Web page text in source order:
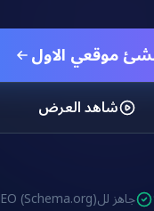
موقعي الاول
شاهد العرض
جاهز للSEO (Schema.org)